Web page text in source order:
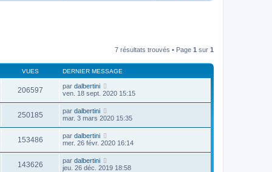
7 résultats trouvés • Page 1 sur 1
VUES DERNIER MESSAGE
206597 par dalbertini
ven. 18 sept. 2020 15:15
250185 par dalbertini
mar. 3 mars 2020 15:35
153486 par dalbertini
mer. 26 févr. 2020 16:14
143626 par dalbertini
jeu. 26 déc. 2019 18:58